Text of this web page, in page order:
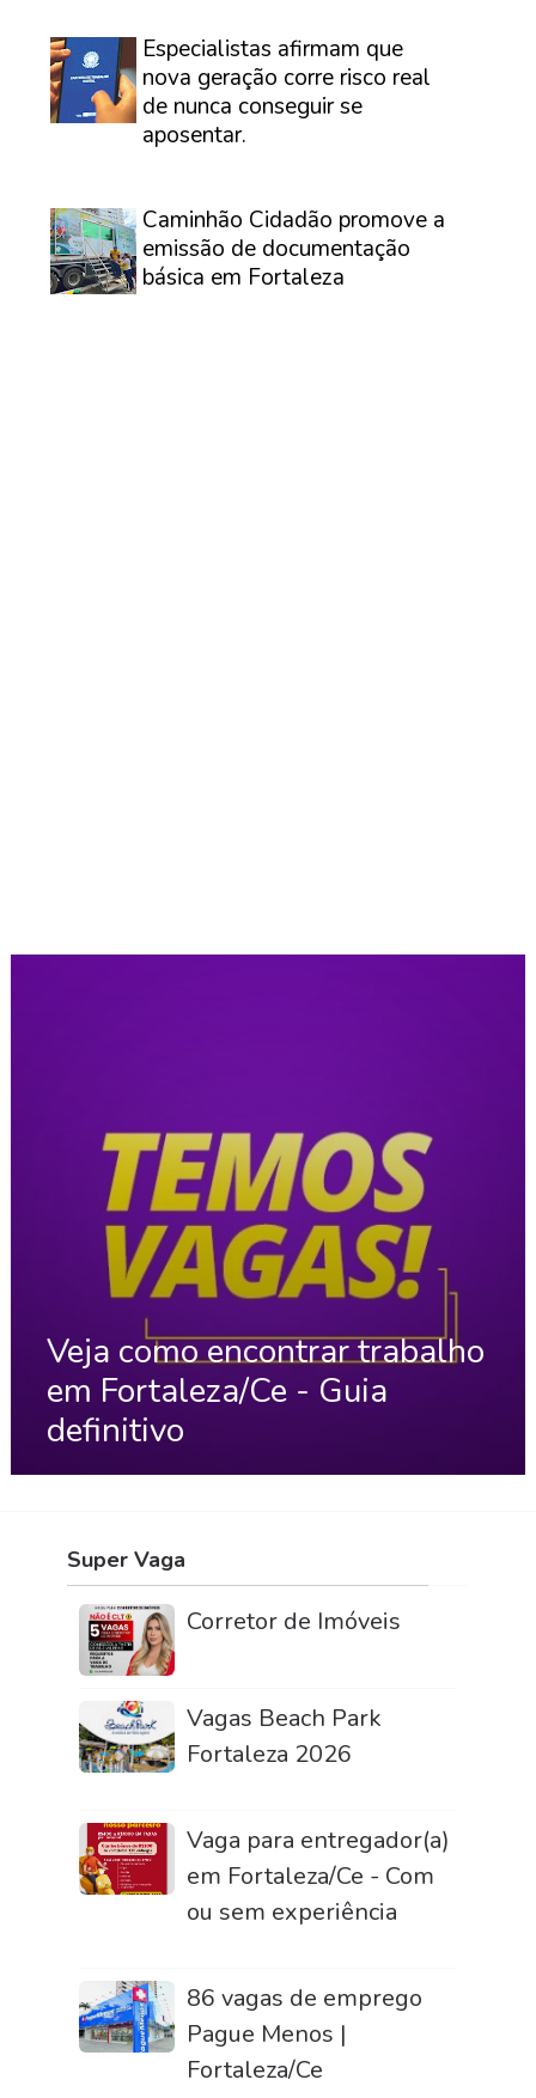
Especialistas afirmam que
nova geração corre risco real
de nunca conseguir se
aposentar.
Caminhão Cidadão promove a
emissão de documentação
básica em Fortaleza
Veja como encontrar trabalho
em Fortaleza/Ce - Guia
definitivo
Super Vaga
Corretor de Imóveis
Vagas Beach Park
Fortaleza 2026
Vaga para entregador(a)
em Fortaleza/Ce - Com
ou sem experiência
86 vagas de emprego
Pague Menos |
Fortaleza/Ce